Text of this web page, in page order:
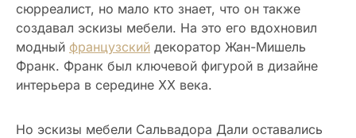
сюрреалист, но мало кто знает, что он также
создавал эскизы мебели. На это его вдохновил
модный французский декоратор Жан-Мишель
Франк. Франк был ключевой фигурой в дизайне
интерьера в середине ⅩⅩ века.
Но эскизы мебели Сальвадора Дали оставались